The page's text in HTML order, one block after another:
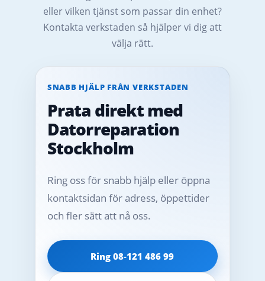
eller vilken tjänst som passar din enhet?
Kontakta verkstaden så hjälper vi dig att
välja rätt.
SNABB HJÄLP FRÅN VERKSTADEN
Prata direkt med
Datorreparation
Stockholm
Ring oss för snabb hjälp eller öppna
kontaktsidan för adress, öppettider
och fler sätt att nå oss.
Ring 08‑121 486 99